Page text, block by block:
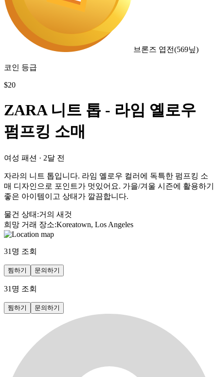
브론즈 엽전(569닢)
코인 등급
$20
ZARA 니트 톱 - 라임 옐로우
펌프킹 소매
여성 패션 · 2달 전
자라의 니트 톱입니다. 라임 옐로우 컬러에 독특한 펌프킹 소
매 디자인으로 포인트가 멋있어요. 가을/겨울 시즌에 활용하기
좋은 아이템이고 상태가 깔끔합니다.
물건 상태 :거의 새것
희망 거래 장소:Koreatown, Los Angeles
31 명 조회
찜하기 문의하기
31 명 조회
찜하기 문의하기